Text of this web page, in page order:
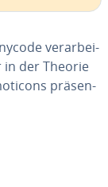
ver­ar­bei­
der Theorie
prä­sen­